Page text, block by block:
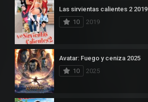
Las sirvientas calientes 2 2019
10
2019
Avatar: Fuego y ceniza 2025
10
2025